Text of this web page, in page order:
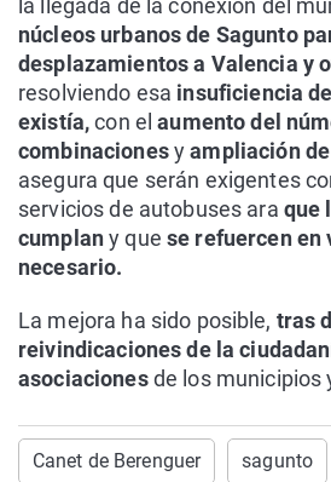
la llegada de la conexión del
núcleos urbanos de Sagunto
desplazamientos a Valencia y
resolviendo esa insuficiencia
existía,con elaumento del
combinacionesyampliación
asegura que serán exigentes
servicios de autobuses ara que
cumplany que se refuercen en
necesario.
La mejora ha sido posible, tras
reivindicaciones de la
asociacionesde los municipios
Canet de Berenguer sagunto